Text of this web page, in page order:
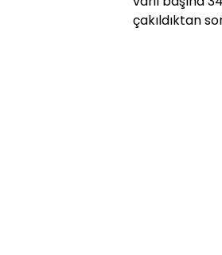
çakıldıktan